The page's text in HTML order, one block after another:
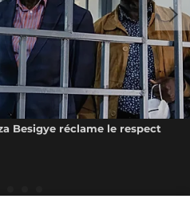
Besigye réclame le respect